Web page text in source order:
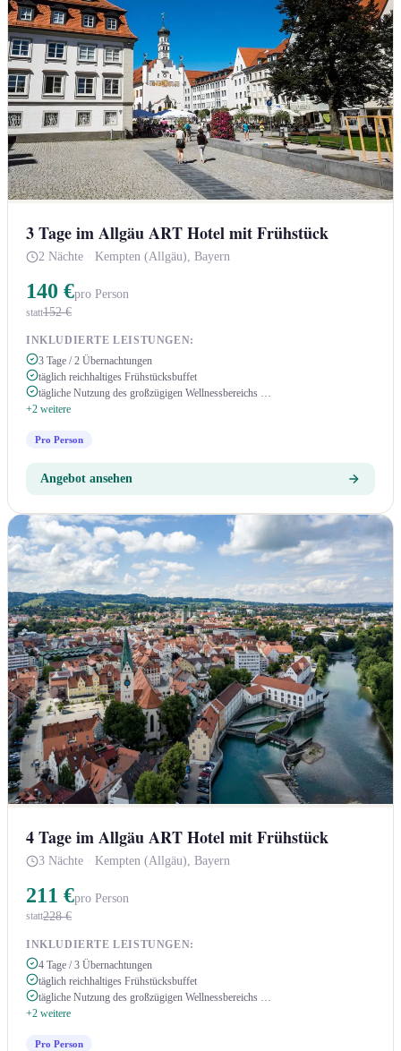
3 Tage im Allgäu ART Hotel mit Frühstück
2 Nächte · Kempten (Allgäu), Bayern
140 €pro Person
statt152 €
INKLUDIERTE LEISTUNGEN:
3 Tage / 2 Übernachtungen
täglich reichhaltiges Frühstücksbuffet
tägliche Nutzung des großzügigen Wellnessbereichs …
+2 weitere
Pro Person
Angebot ansehen
4 Tage im Allgäu ART Hotel mit Frühstück
3 Nächte · Kempten (Allgäu), Bayern
211 €pro Person
statt228 €
INKLUDIERTE LEISTUNGEN:
4 Tage / 3 Übernachtungen
täglich reichhaltiges Frühstücksbuffet
tägliche Nutzung des großzügigen Wellnessbereichs …
+2 weitere
Pro Person